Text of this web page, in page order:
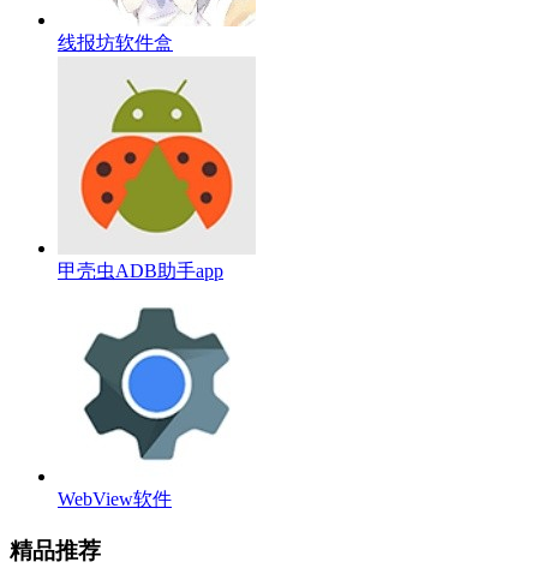
线报坊软件盒
甲壳虫ADB助手app
WebView软件
精品推荐